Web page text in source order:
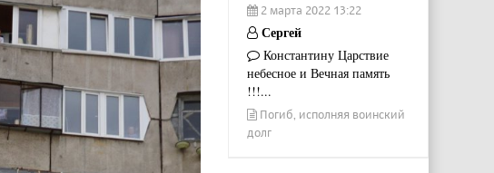
2 марта 2022 13:22
Сергей
Константину Царствие
небесное и Вечная память
!!!...
Погиб, исполняя воинский
долг